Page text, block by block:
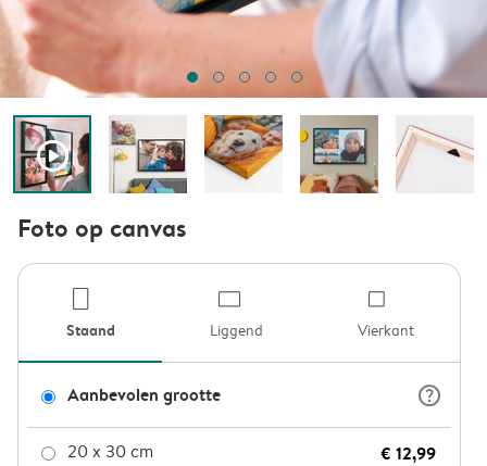
play_button_fill
Foto op canvas
product-
Staand Liggend Vierkant
Aanbevolen grootte question_mark_circle
20 x 30 cm € 12,99